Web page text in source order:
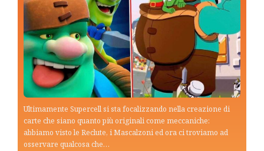
Ultimamente Supercell si sta focalizzando nella creazione di
carte che siano quanto più originali come meccaniche:
abbiamo visto le Reclute, i Mascalzoni ed ora ci troviamo ad
osservare qualcosa che…